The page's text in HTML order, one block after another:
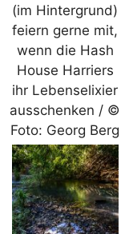
(im Hintergrund)
feiern gerne mit,
wenn die Hash
House Harriers
ihr Lebenselixier
ausschenken / ©
Foto: Georg Berg